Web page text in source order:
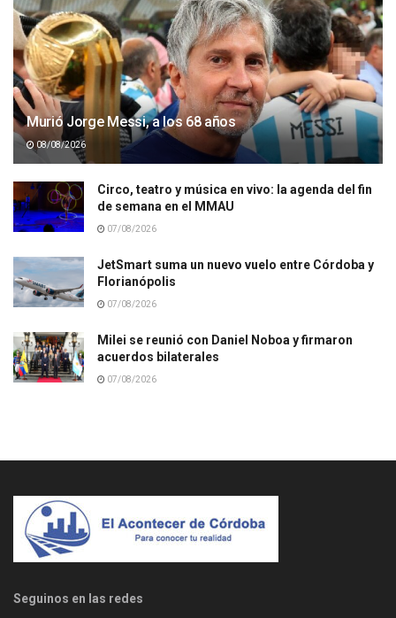
Murió Jorge Messi, a los 68 años
08/08/2026
Circo, teatro y música en vivo: la agenda del fin
de semana en el MMAU
07/08/2026
JetSmart suma un nuevo vuelo entre Córdoba y
Florianópolis
07/08/2026
Milei se reunió con Daniel Noboa y firmaron
acuerdos bilaterales
07/08/2026
Seguinos en las redes